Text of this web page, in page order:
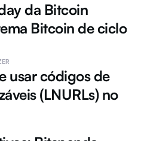
da Bitcoin
Bitcoin de ciclo
usar códigos de
(LNURLs) no